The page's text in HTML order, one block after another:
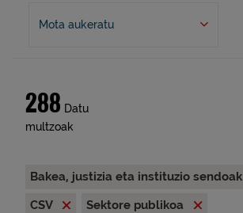
Mota aukeratu
288 Datu
multzoak
Bakea, justizia eta instituzio sendoak
CSV
Sektore publikoa